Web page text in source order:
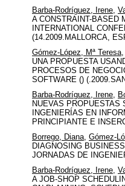
Barba-Rodríguez, Irene,
A CONSTRAINT-BASED
INTERNATIONAL
(14.2009.MALLORCA,
Gómez-López, Mª Teresa,
UNA PROPUESTA
PROCESOS DE
SOFTWARE ()
Barba-Rodríguez, Irene,
NUEVAS PROPUESTAS
INGENIERÍAS EN
PRINCIPIANTE E
Borrego, Diana, Gómez-
DIAGNOSING
JORNADAS DE
Barba-Rodríguez, Irene,
A JOB-SHOP